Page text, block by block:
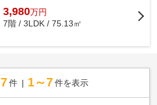
3,980万円
7階 / 3LDK / 75.13㎡
7 件 1～7 件を表示